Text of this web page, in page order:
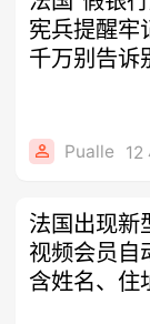
宪兵提醒牢
千万别告诉
Pualle 12
法国出现新
视频会员自
含姓名、住